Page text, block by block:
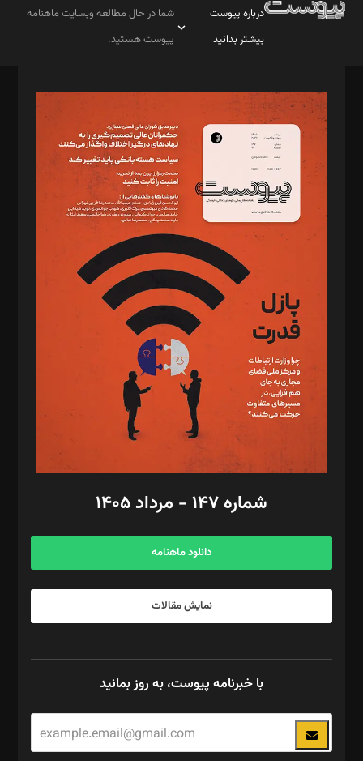
درباره پیوست
بیشتر بدانید
شما در حال مطالعه وبسایت ماهنامه
پیوست هستید.
مدیر مسئول: محمدباقر اثنی‌عشری
سردبیر: مهرک محمودی
دبیر تحریریه: میثم قاسمی
د‌بیر ناداستان: سمانه سمیع
د‌بیر خدمت و تجارت: ابوالفضل رجبی
د‌بیر حقوق فناوری: حسام‌الدین ایپکچی
د‌بیر پیوست جهان: مینا پاکدل
د‌بیر تحریریه آنلاین: بابک نقاش
تحریریه‌: مجتبی محمود‌ی، آرش برهمند، یسنا امان‌پور، سروش کرمیان،
مصطفی مسجدی آرانی، ابوالفضل رجبی، زهرا فکرانه، فائزه فتحی
رستمی،مصطفی باستان
ویرایش: نگار استاد‌‌آقا
طراح یونیفرم: مجید توکلی
فیلمبرداری و عکاسی: امیر شفیعی، مانی لطفی زاده
گرافیک و صفحه‌آرایی: سید‌سبحان‌علی ثابت
مد‌یر توسعه تجاری: کامبیز برید‌
امور مالی: شاپور رهبری، محمد‌ کاظمی‌نیا
آگهی و مشترکین: ۰۹۱۹۹۹۹۰۴۵۴
شماره ۱۴۷ - مرداد ۱۴۰۵
دانلود ماهنامه
نمایش مقالات
با خبرنامه پیوست، به روز بمانید